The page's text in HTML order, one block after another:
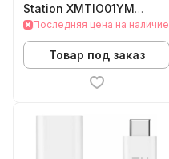
Station XMTIO01YM
(белый)
Последняя цена на наличие
Товар под заказ